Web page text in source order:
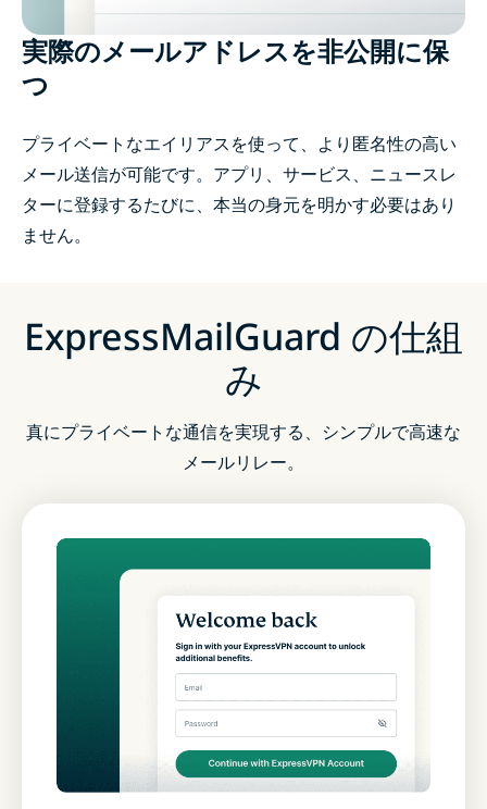
実際のメールアドレスを非公開に保
つ
プライベートなエイリアスを使って、より匿名性の高い
メール送信が可能です。アプリ、サービス、ニュースレ
ターに登録するたびに、本当の身元を明かす必要はあり
ません。
ExpressMailGuard の仕組
み
真にプライベートな通信を実現する、シンプルで高速な
メールリレー。